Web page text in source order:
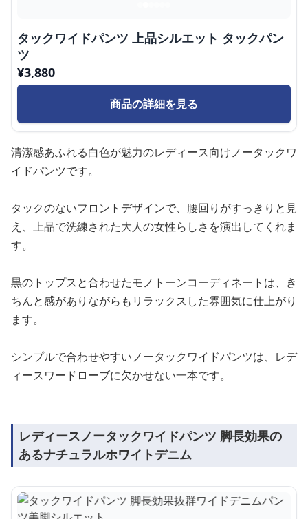
タックワイドパンツ 上品シルエット タックパン
ツ
¥3,880
商品の詳細を見る
清潔感あふれる白色が魅力のレディース向けノータックワ
イドパンツです。
タックのないフロントデザインで、腰回りがすっきりと見
え、上品で洗練された大人の女性らしさを演出してくれま
す。
黒のトップスと合わせたモノトーンコーディネートは、き
ちんと感がありながらもリラックスした雰囲気に仕上がり
ます。
シンプルで合わせやすいノータックワイドパンツは、レデ
ィースワードローブに欠かせない一本です。
レディースノータックワイドパンツ 脚長効果の
あるナチュラルホワイトデニム